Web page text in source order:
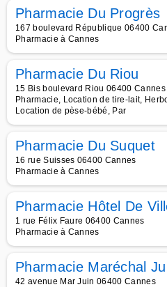
Pharmacie Du Progrès
167 boulevard République 06400
Pharmacie à Cannes
Pharmacie Du Riou
15 Bis boulevard Riou 06400 Cannes
Pharmacie, Location de tire-lait,
Location de pèse-bébé, Par
Pharmacie Du Suquet
16 rue Suisses 06400 Cannes
Pharmacie à Cannes
Pharmacie Hôtel De
1 rue Félix Faure 06400 Cannes
Pharmacie à Cannes
Pharmacie Maréchal
42 avenue Mar Juin 06400 Cannes